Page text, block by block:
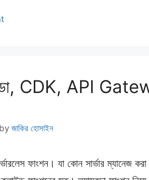
CDK, API
by জাকির হোসাইন
ফাংশন। যা কোন সার্ভার ম্যানেজ